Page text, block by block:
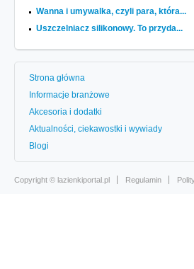
Wanna i umywalka, czyli para, która...
Uszczelniacz silikonowy. To przyda...
Strona główna
Informacje branżowe
Akcesoria i dodatki
Aktualności, ciekawostki i wywiady
Blogi
Copyright © lazienkiportal.pl Regulamin